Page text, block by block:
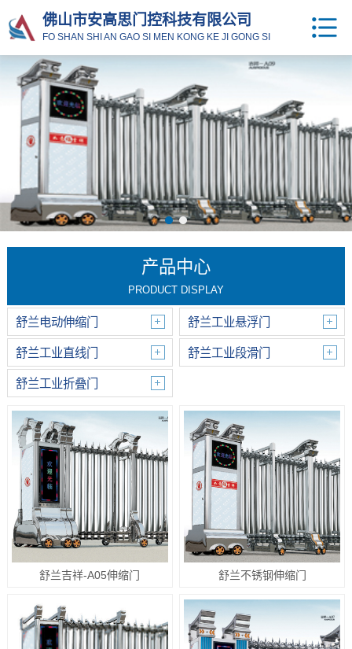
佛山市安高思门控科技有限公司
FO SHAN SHI AN GAO SI MEN KONG KE JI GONG SI
产品中心
PRODUCT DISPLAY
舒兰电动伸缩门 舒兰工业悬浮门
舒兰工业直线门 舒兰工业段滑门
舒兰工业折叠门
舒兰吉祥-A05伸缩门 舒兰不锈钢伸缩门